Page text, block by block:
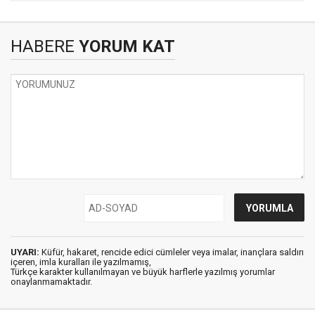
HABERE YORUM KAT
UYARI: Küfür, hakaret, rencide edici cümleler veya imalar, inançlara saldırı
içeren, imla kuralları ile yazılmamış,
Türkçe karakter kullanılmayan ve büyük harflerle yazılmış yorumlar
onaylanmamaktadır.